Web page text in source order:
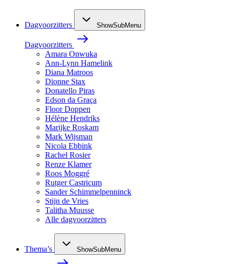
Dagvoorzitters ShowSubMenu
Dagvoorzitters
Amara Onwuka
Ann-Lynn Hamelink
Diana Matroos
Dionne Stax
Donatello Piras
Edson da Graça
Floor Doppen
Hélène Hendriks
Marijke Roskam
Mark Wijsman
Nicola Ebbink
Rachel Rosier
Renze Klamer
Roos Moggré
Rutger Castricum
Sander Schimmelpenninck
Stijn de Vries
Talitha Muusse
Alle dagvoorzitters
Thema’s ShowSubMenu